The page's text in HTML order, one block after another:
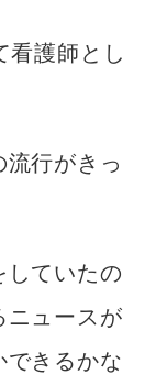
看護師とし
行がきっ
していたの
ニュースが
できるかな